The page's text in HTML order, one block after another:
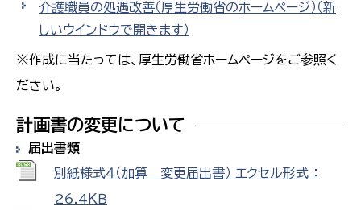
介護職員の処遇改善（厚生労働省のホームページ） （新
しいウインドウで開きます）
※作成に当たっては、厚生労働省ホームページをご参照く
ださい。
計画書の変更について
届出書類
別紙様式４（加算 変更届出書） エクセル形式 ：
26.4ＫＢ